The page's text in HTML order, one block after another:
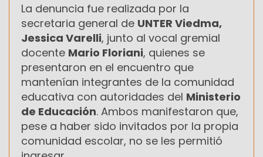
La denuncia fue realizada por la
secretaria general de UNTER Viedma,
Jessica Varelli, junto al vocal gremial
docente Mario Floriani, quienes se
presentaron en el encuentro que
mantenían integrantes de la comunidad
educativa con autoridades del Ministerio
de Educación. Ambos manifestaron que,
pese a haber sido invitados por la propia
comunidad escolar, no se les permitió